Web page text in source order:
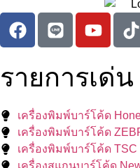
รายการเด่น
เครื่องพิมพ์บาร์โค้ด
เครื่องพิมพ์บาร์โค้ด
เครื่องพิมพ์บาร์โค้ด TSC